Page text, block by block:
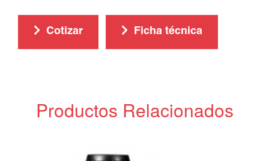
Cotizar Ficha técnica
Productos Relacionados